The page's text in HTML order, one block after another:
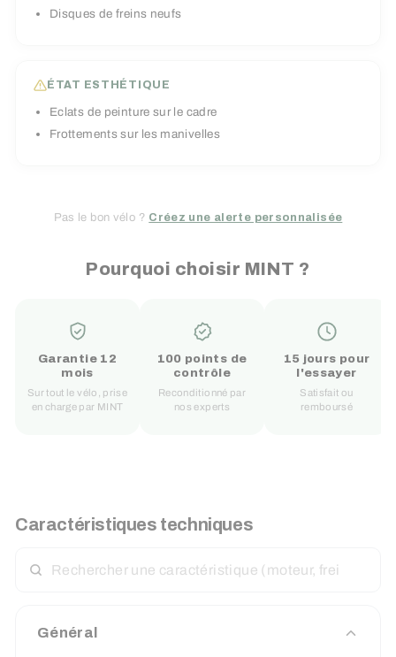
Disques de freins neufs
ÉTAT ESTHÉTIQUE
Eclats de peinture sur le cadre
Frottements sur les manivelles
Pas le bon vélo ? Créez une alerte personnalisée
Pourquoi choisir MINT ?
Garantie 12
mois
Sur tout le vélo, prise
en charge par MINT
100 points de
contrôle
Reconditionné par
nos experts
15 jours pour
l'essayer
Satisfait ou
remboursé
Caractéristiques techniques
UNE
Général